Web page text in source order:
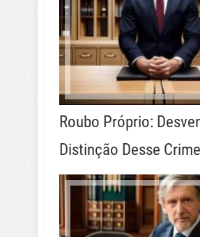
Roubo Próprio:
Distinção Desse